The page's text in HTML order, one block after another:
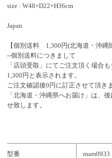
size : W48×D22×H36cm
Japan
【個別送料 1,300円(北海道・沖縄
--個別送料につきまして
「店頭受取」にてご注文頂く場合
1,300円と表示されます。
ご注文確認後0円に訂正させて頂き
「北海道・沖縄県へお届け」は、
せ致します。
型番 mam0933